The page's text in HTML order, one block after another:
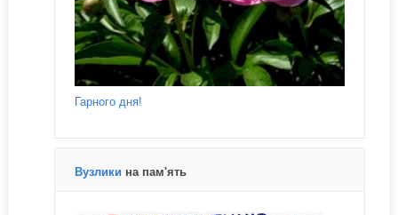
Гарного дня!
Вузлики на пам'ять